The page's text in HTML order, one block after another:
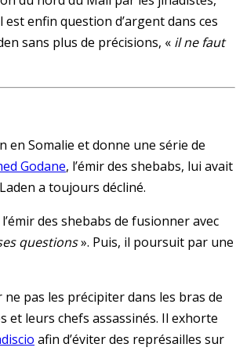
est enfin question d’argent dans ces
sans plus de précisions, « il ne faut
en Somalie et donne une série de
Godane, l’émir des shebabs, lui avait
a toujours décliné.
des shebabs de fusionner avec
questions». Puis, il poursuit par une
pas les précipiter dans les bras de
et leurs chefs assassinés. Il exhorte
afin d’éviter des représailles sur